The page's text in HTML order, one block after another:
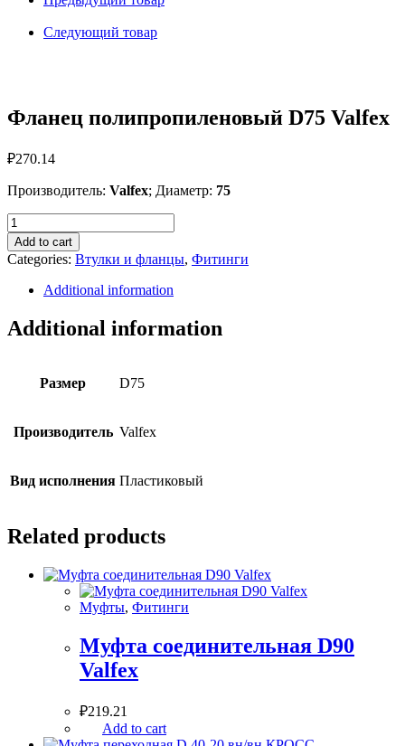
quantity
Следующий товар
Фланец полипропиленовый D75 Valfex
₽270.14
Производитель: Valfex; Диаметр: 75
Фланец
полипропиленовый
D75
Valfex
quantity
Add to cart
Categories: Втулки и фланцы, Фитинги
Additional information
Additional information
Размер D75
Производитель Valfex
Вид исполнения Пластиковый
Related products
Муфты, Фитинги
Муфта соединительная D90
Valfex
₽219.21
Add to cart